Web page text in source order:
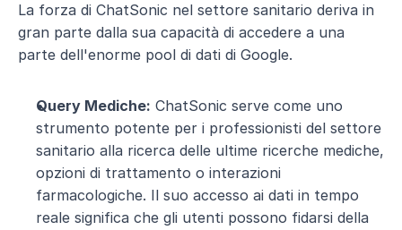
La forza di ChatSonic nel settore sanitario deriva in
gran parte dalla sua capacità di accedere a una
parte dell'enorme pool di dati di Google.
Query Mediche: ChatSonic serve come uno
strumento potente per i professionisti del settore
sanitario alla ricerca delle ultime ricerche mediche,
opzioni di trattamento o interazioni
farmacologiche. Il suo accesso ai dati in tempo
reale significa che gli utenti possono fidarsi della